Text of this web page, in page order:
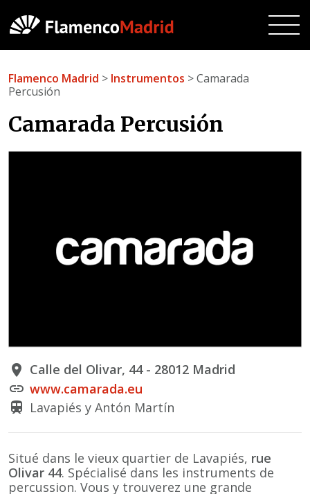
Flamenco Madrid > Instrumentos > Camarada
Percusión
Camarada Percusión
Situé dans le vieux quartier de Lavapiés, rue
Olivar 44. Spécialisé dans les instruments de
percussion. Vous y trouverez une grande
place Calle del Olivar, 44 - 28012 Madrid
link www.camarada.eu
train Lavapiés y Antón Martín